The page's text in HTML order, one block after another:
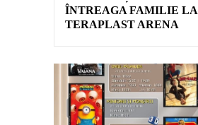
ÎNTREAGA FAMILIE LA
TERAPLAST ARENA